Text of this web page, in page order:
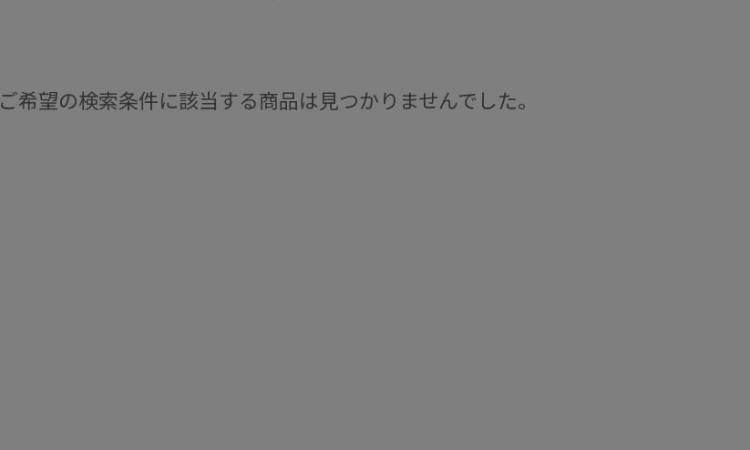
ご希望の検索条件に該当する商品は見つかりませんでした。